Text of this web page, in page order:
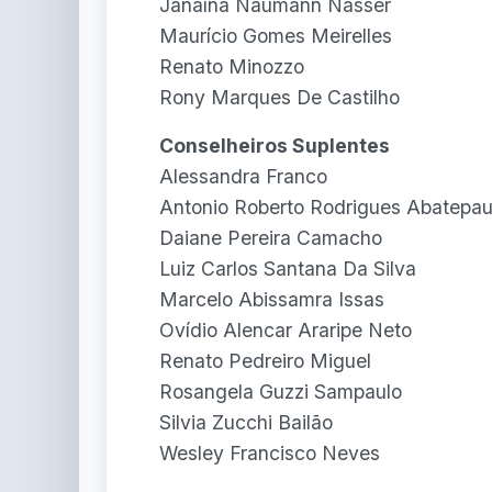
Janaína Naumann Nasser
Maurício Gomes Meirelles
Renato Minozzo
Rony Marques De Castilho
Conselheiros Suplentes
Alessandra Franco
Antonio Roberto Rodrigues
Daiane Pereira Camacho
Luiz Carlos Santana Da Silva
Marcelo Abissamra Issas
Ovídio Alencar Araripe Neto
Renato Pedreiro Miguel
Rosangela Guzzi Sampaulo
Silvia Zucchi Bailão
Wesley Francisco Neves